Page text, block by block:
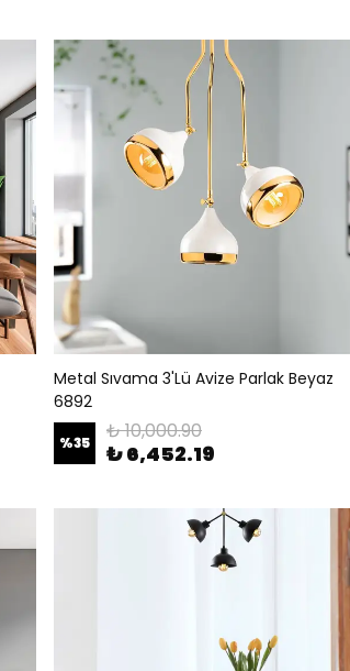
Metal Sıvama 3'Lü Avize Parlak Beyaz
6892
%35 ₺ 10,000.90
₺ 6,452.19